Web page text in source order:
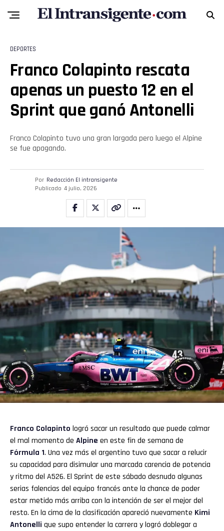
DEPORTES
Franco Colapinto rescata
apenas un puesto 12 en el
Sprint que ganó Antonelli
Franco Colapinto tuvo una gran largada pero luego el Alpine
se fue apagando.
Por Redacción El intransigente
Publicado 4 julio, 2026
Franco Colapinto logró sacar un resultado que puede calmar
el mal momento de Alpine en este fin de semana de
Fórmula 1. Una vez más el argentino tuvo que sacar a relucir
su capacidad para disimular una marcada carencia de potencia
y ritmo del A526. El Sprint de este sábado desnudo algunas
serias falencias del equipo francés ante la chance de poder
estar metido más arriba con la intención de ser el mejor del
resto. En la cima de la clasificación apareció nuevamente Kimi
Antonelli que supo entender la carrera y logró doblegar a
Flipboard
Reddit
Pinterest